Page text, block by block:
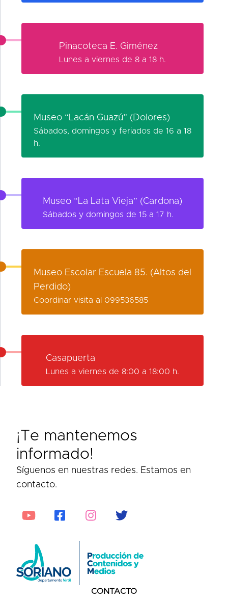
Pinacoteca E. Giménez
Lunes a viernes de 8 a 18 h.
Museo “Lacán Guazú” (Dolores)
Sábados, domingos y feriados de 16 a 18
h.
Museo “La Lata Vieja” (Cardona)
Sábados y domingos de 15 a 17 h.
Museo Escolar Escuela 85. (Altos del
Perdido)
Coordinar visita al 099536585
Casapuerta
Lunes a viernes de 8:00 a 18:00 h.
¡Te mantenemos
informado!
Síguenos en nuestras redes. Estamos en
contacto.
CONTACTO